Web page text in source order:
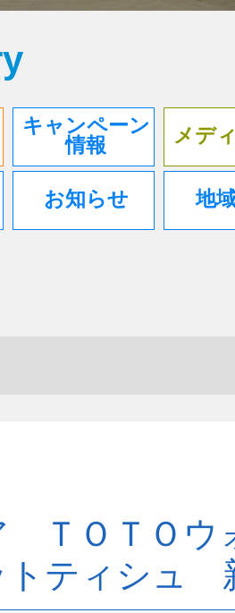
キャンペーン
情報
メデ
お知らせ 地
ＴＯＴＯウ
トティシュ